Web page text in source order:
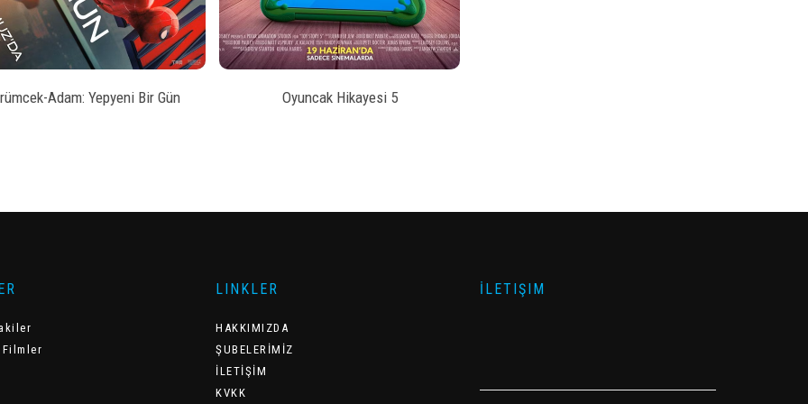
Adam: Yepyeni Bir Gün Oyuncak Hikayesi 5
Filmler
LINKLER
HAKKIMIZDA
ŞUBELERİMİZ
İLETİŞİM
KVKK
İLETIŞIM